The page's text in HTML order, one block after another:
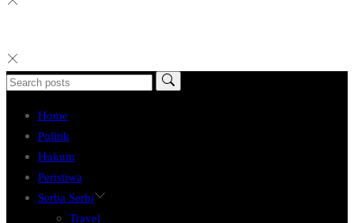
Home
Politik
Hukum
Peristiwa
Serba Serbi
Travel